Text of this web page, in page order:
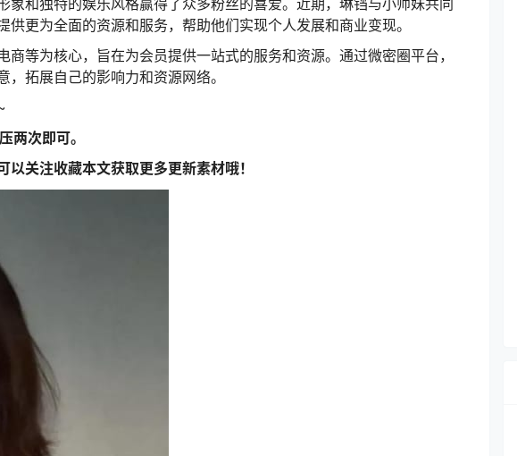
和独特的娱乐风格赢得了众多粉丝的喜爱。近期，琳铛与小师妹共同
更为全面的资源和服务，帮助他们实现个人发展和商业变现。
等为核心，旨在为会员提供一站式的服务和资源。通过微密圈平台，
拓展自己的影响力和资源网络。
两次即可。
关注收藏本文获取更多更新素材哦！